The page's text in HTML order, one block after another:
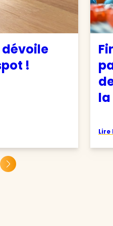
dévoile
!
la